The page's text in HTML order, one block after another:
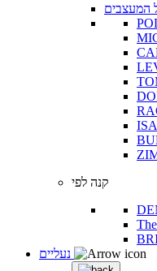
המעצבים
קנה לפי